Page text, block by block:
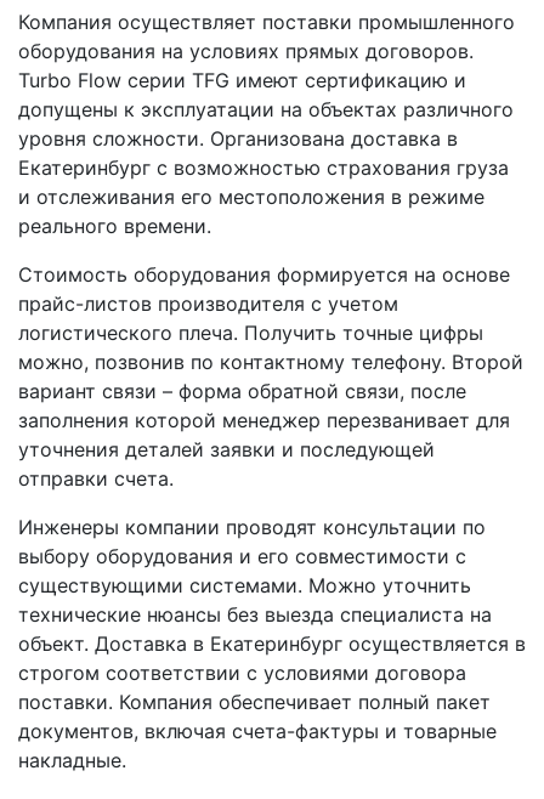
Компания осуществляет поставки промышленного
оборудования на условиях прямых договоров.
Turbo Flow серии TFG имеют сертификацию и
допущены к эксплуатации на объектах различного
уровня сложности. Организована доставка в
Екатеринбург с возможностью страхования груза
и отслеживания его местоположения в режиме
реального времени.
Стоимость оборудования формируется на основе
прайс-листов производителя с учетом
логистического плеча. Получить точные цифры
можно, позвонив по контактному телефону. Второй
вариант связи – форма обратной связи, после
заполнения которой менеджер перезванивает для
уточнения деталей заявки и последующей
отправки счета.
Инженеры компании проводят консультации по
выбору оборудования и его совместимости с
существующими системами. Можно уточнить
технические нюансы без выезда специалиста на
объект. Доставка в Екатеринбург осуществляется в
строгом соответствии с условиями договора
поставки. Компания обеспечивает полный пакет
документов, включая счета-фактуры и товарные
накладные.